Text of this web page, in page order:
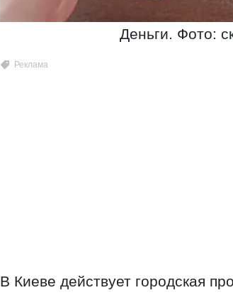
Деньги. Фото:
В Киеве действует городская